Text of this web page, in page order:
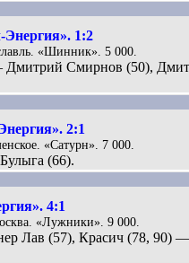
1:2
«Шинник». 5 000.
Дмитрий Смирнов (50),
2:1
«Сатурн». 7 000.
(66).
4:1
«Лужники». 9 000.
Лав (57), Красич (78, 90)